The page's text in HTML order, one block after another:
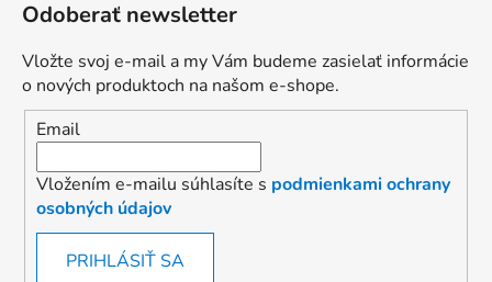
Odoberať newsletter
Vložte svoj e-mail a my Vám budeme zasielať informácie
o nových produktoch na našom e-shope.
Email
Vložením e-mailu súhlasíte s podmienkami ochrany
osobných údajov
PRIHLÁSIŤ SA